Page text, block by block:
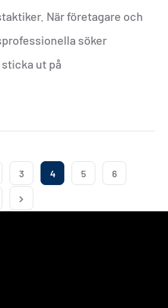
När företagare och
söker
ut på
3 4 5 6